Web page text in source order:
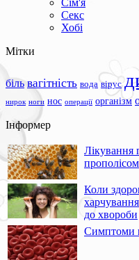
Сім'я
Секс
Хобі
Мітки
біль вагітність вода вірус
нирок ноги нос операції організм
Інформер
Лікування
прополісом
Коли
до хвороби
Симптоми